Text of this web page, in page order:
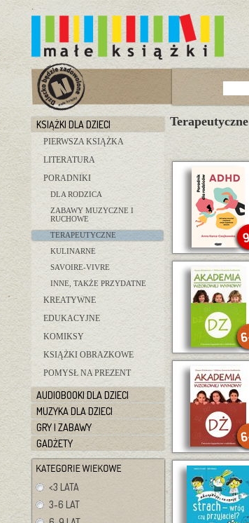
KSIĄŻKI DLA DZIECI
PIERWSZA KSIĄŻKA
LITERATURA
PORADNIKI
DLA RODZICA
ZABAWY MUZYCZNE I
RUCHOWE
TERAPEUTYCZNE
KULINARNE
SAVOIRE-VIVRE
INNE, TAKŻE PRZYDATNE
KREATYWNE
EDUKACYJNE
KOMIKSY
KSIĄŻKI OBRAZKOWE
POMYSŁ NA PREZENT
AUDIOBOOKI DLA DZIECI
MUZYKA DLA DZIECI
GRY I ZABAWY
GADŻETY
<3 LATA
3-6 LAT
Terapeutyczne